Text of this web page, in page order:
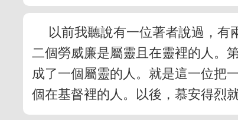
以前我聽說有一位著者說過，有
二個勞威廉是屬靈且在靈裡的人。
成了一個屬靈的人。就是這一位把
個在基督裡的人。以後，慕安得烈